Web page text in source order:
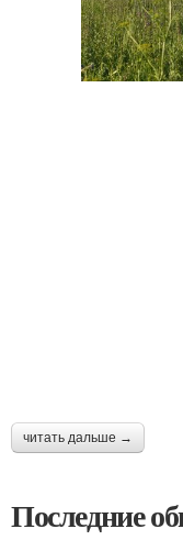
читать дальше →
Последние